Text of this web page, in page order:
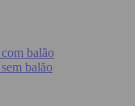
balão
balão